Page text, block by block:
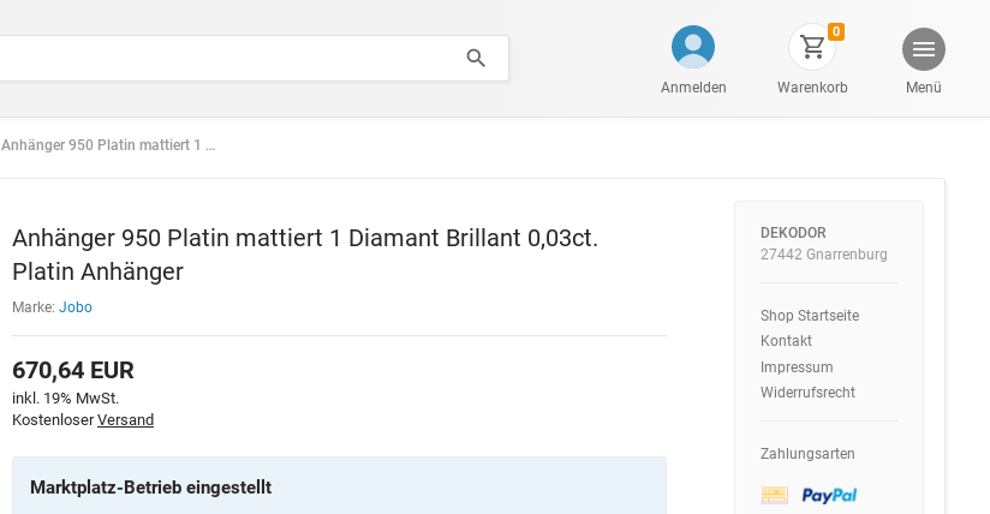
Anmelden
0
Warenkorb Menü
Anhänger 950 Platin mattiert 1 Diamant Brillant 0,03ct. Platin Anhänger
Anhänger 950 Platin mattiert 1 Diamant Brillant 0,03ct.
Platin Anhänger
Marke: Jobo
670,64 EUR
inkl. 19% MwSt.
KostenloserVersand
Marktplatz-Betrieb eingestellt
DEKODOR
27442 Gnarrenburg
Shop Startseite
Kontakt
Impressum
Widerrufsrecht
Zahlungsarten